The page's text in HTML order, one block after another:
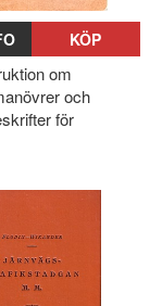
KÖP
om
och
för